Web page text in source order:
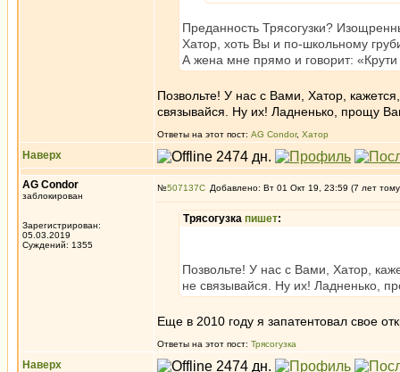
Преданность Трясогузки?
Хатор, хоть Вы и по-школьному
А жена мне прямо и говорит:
Позвольте! У нас с Вами, Хатор,
связывайся. Ну их! Ладненько, прощу
Ответы на этот пост: AG Condor, Хатор
Наверх
AG Condor
заблокирован
Зарегистрирован:
05.03.2019
Суждений: 1355
№507137 Добавлено: Вт 01 Окт 19, 23:59 (7 лет
Трясогузка пишет:
Позвольте! У нас с Вами, Хатор,
не связывайся. Ну их! Ладненько,
Еще в 2010 году я запатентовал свое
Ответы на этот пост: Трясогузка
Наверх